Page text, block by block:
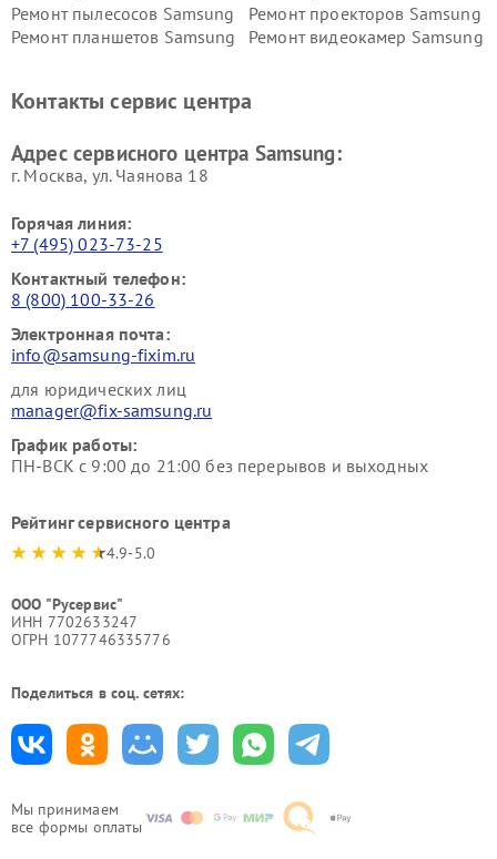
Мы принимаем
все формы оплаты
Ремонт пылесосов Samsung
Ремонт проекторов Samsung
Ремонт планшетов Samsung
Ремонт видеокамер Samsung
Контакты сервис центра
Адрес сервисного центра Samsung:
г. Москва, ул. Чаянова 18
Горячая линия:
+7 (495) 023-73-25
Контактный телефон:
8 (800) 100-33-26
Электронная почта:
info@samsung-fixim.ru
для юридических лиц
manager@fix-samsung.ru
График работы:
ПН-ВСК с 9:00 до 21:00 без перерывов и выходных
Рейтинг сервисного центра
4.9-5.0
ООО "Русервис"
ИНН 7702633247
ОГРН 1077746335776
Поделиться в соц. сетях: